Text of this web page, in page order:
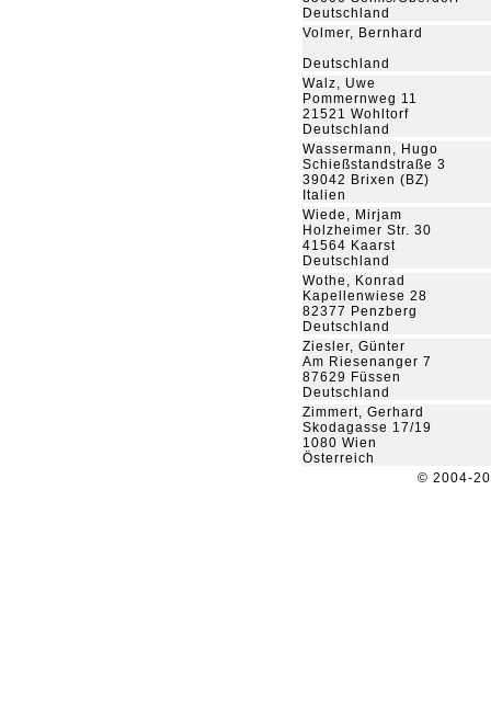
Deutschland
Volmer, Bernhard
Deutschland
Walz, Uwe
Pommernweg 11
21521 Wohltorf
Deutschland
Wassermann, Hugo
Schießstandstraße 3
39042 Brixen (BZ)
Italien
Wiede, Mirjam
Holzheimer Str. 30
41564 Kaarst
Deutschland
Wothe, Konrad
Kapellenwiese 28
82377 Penzberg
Deutschland
Ziesler, Günter
Am Riesenanger 7
87629 Füssen
Deutschland
Zimmert, Gerhard
Skodagasse 17/19
1080 Wien
Österreich
© 2004-